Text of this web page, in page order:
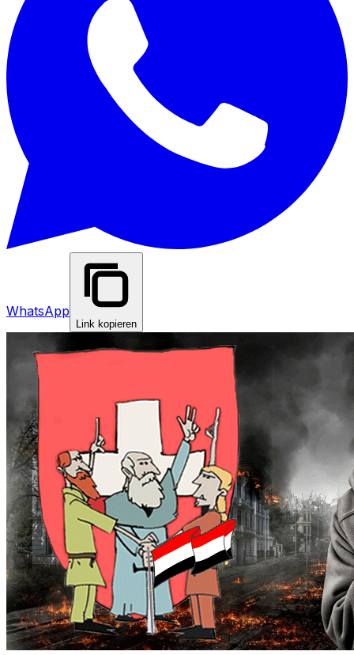
WhatsApp
Link kopieren